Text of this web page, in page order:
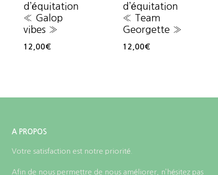
d’équitation
« Galop
vibes »
12,00€
d’équitation
« Team
Georgette »
12,00€
A PROPOS
Votre satisfaction est notre priorité.
Afin de nous permettre de nous améliorer, n’hésitez pas